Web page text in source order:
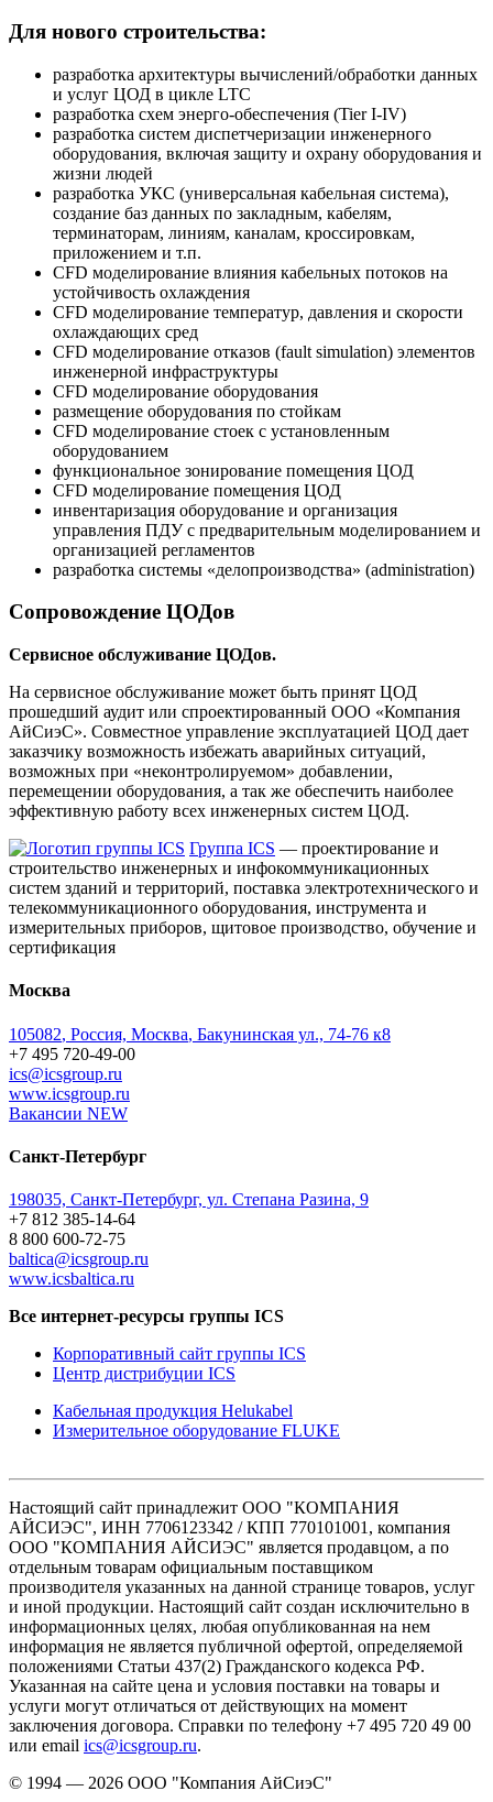
Для нового строительства:
разработка архитектуры вычислений/обработки данных
и услуг ЦОД в цикле LTC
разработка схем энерго-обеспечения (Tier I-IV)
разработка систем диспетчеризации инженерного
оборудования, включая защиту и охрану оборудования и
жизни людей
разработка УКС (универсальная кабельная система),
создание баз данных по закладным, кабелям,
терминаторам, линиям, каналам, кроссировкам,
приложением и т.п.
CFD моделирование влияния кабельных потоков на
устойчивость охлаждения
CFD моделирование температур, давления и скорости
охлаждающих сред
CFD моделирование отказов (fault simulation) элементов
инженерной инфраструктуры
CFD моделирование оборудования
размещение оборудования по стойкам
CFD моделирование стоек с установленным
оборудованием
функциональное зонирование помещения ЦОД
CFD моделирование помещения ЦОД
инвентаризация оборудование и организация
управления ПДУ с предварительным моделированием и
организацией регламентов
разработка системы «делопроизводства» (administration)
Сопровождение ЦОДов
Сервисное обслуживание ЦОДов.
На сервисное обслуживание может быть принят ЦОД
прошедший аудит или спроектированный ООО «Компания
АйСиэС». Совместное управление эксплуатацией ЦОД дает
заказчику возможность избежать аварийных ситуаций,
возможных при «неконтролируемом» добавлении,
перемещении оборудования, а так же обеспечить наиболее
эффективную работу всех инженерных систем ЦОД.
Группа ICS — проектирование и
строительство инженерных и инфокоммуникационных
систем зданий и территорий, поставка электротехнического и
телекоммуникационного оборудования, инструмента и
измерительных приборов, щитовое производство, обучение и
сертификация
Москва
105082, Россия, Москва, Бакунинская ул., 74-76 к8
+7 495 720-49-00
ics@icsgroup.ru
www.icsgroup.ru
Вакансии NEW
Санкт-Петербург
198035, Санкт-Петербург, ул. Степана Разина, 9
+7 812 385-14-64
8 800 600-72-75
baltica@icsgroup.ru
www.icsbaltica.ru
Все интернет-ресурсы группы ICS
Корпоративный сайт группы ICS
Центр дистрибуции ICS
Кабельная продукция Helukabel
Измерительное оборудование FLUKE
Настоящий сайт принадлежит ООО "КОМПАНИЯ
АЙСИЭС", ИНН 7706123342 / КПП 770101001, компания
ООО "КОМПАНИЯ АЙСИЭС" является продавцом, а по
отдельным товарам официальным поставщиком
производителя указанных на данной странице товаров, услуг
и иной продукции. Настоящий сайт создан исключительно в
информационных целях, любая опубликованная на нем
информация не является публичной офертой, определяемой
положениями Статьи 437(2) Гражданского кодекса РФ.
Указанная на сайте цена и условия поставки на товары и
услуги могут отличаться от действующих на момент
заключения договора. Справки по телефону +7 495 720 49 00
или email ics@icsgroup.ru.
© 1994 — 2026 ООО "Компания АйСиэС"